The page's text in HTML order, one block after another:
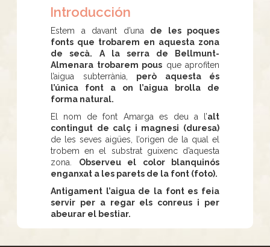
Introducción
Estem a davant d’una de les poques
fonts que trobarem en aquesta zona
de secà.
A la serra de Bellmunt-
Almenara trobarem pous que aprofiten
l’aigua subterrània, però aquesta és
l’única font a on l’aigua brolla de
forma natural.
El nom de font Amarga es deu a l’alt
contingut de calç i magnesi (duresa)
de les seves aigües, l’origen de la qual el
trobem en el substrat guixenc d’aquesta
zona. Observeu el color blanquinós
enganxat a les parets de la font (foto).
Antigament l’aigua de la font es feia
servir per a regar els conreus i per
abeurar el bestiar.